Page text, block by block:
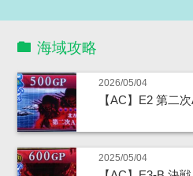
海域攻略
2026/05/04
【AC】E2 第二
2025/05/04